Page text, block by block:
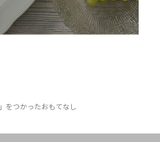
をつかったおもてなし